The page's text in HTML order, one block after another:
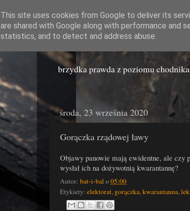
Miasto
brzydka prawda z poziomu chodnika
środa, 23 września 2020
Gorączka rządowej ławy
Objawy panowie mają ewidentne, ale czy
wysłał ich na dożywotnią kwarantannę?
Autor: bat-i-bal o05:00
Etykiety: elektorat, gorączka, kwarantanna,
This site uses cookies from Google to deliver its
are shared with Google along with performance and
statistics, and to detect and address abuse.